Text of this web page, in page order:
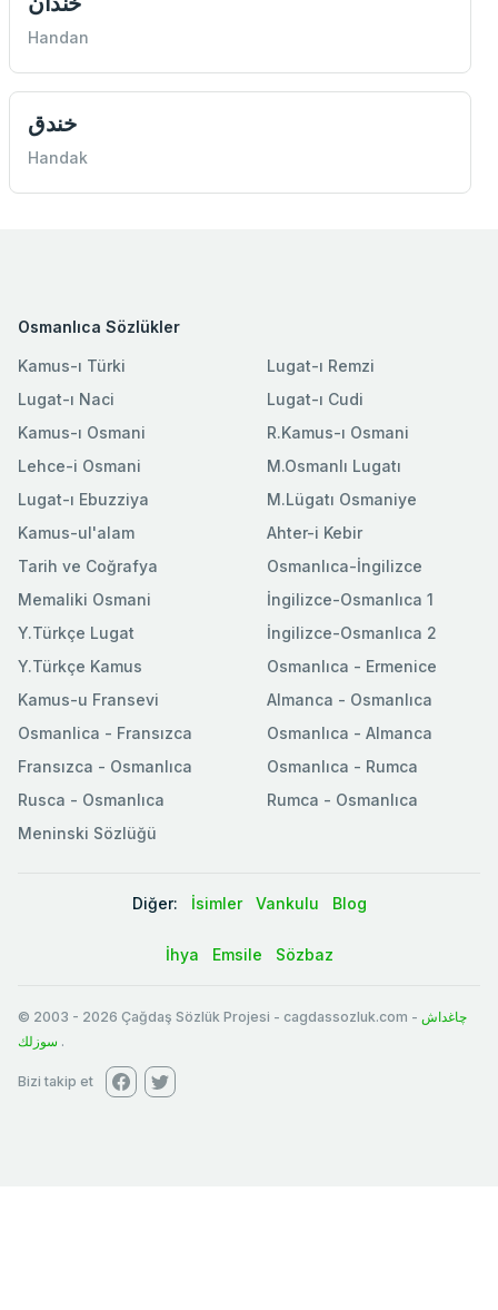
Handan
خندق
Handak
Osmanlıca Sözlükler
Kamus-ı Türki
Lugat-ı Naci
Kamus-ı Osmani
Lehce-i Osmani
Lugat-ı Ebuzziya
Lugat-ı Remzi
Lugat-ı Cudi
R.Kamus-ı Osmani
M.Osmanlı Lugatı
M.Lügatı Osmaniye
Kamus-ul'alam
Tarih ve Coğrafya
Memaliki Osmani
Y.Türkçe Lugat
Y.Türkçe Kamus
Ahter-i Kebir
Osmanlıca-İngilizce
İngilizce-Osmanlıca 1
İngilizce-Osmanlıca 2
Osmanlıca - Ermenice
Kamus-u Fransevi
Osmanlica - Fransızca
Fransızca - Osmanlıca
Rusca - Osmanlıca
Meninski Sözlüğü
Almanca - Osmanlıca
Osmanlıca - Almanca
Osmanlıca - Rumca
Rumca - Osmanlıca
Diğer: İsimler Vankulu Blog
İhya Emsile Sözbaz
© 2003 - 2026 Çağdaş Sözlük Projesi - cagdassozluk.com - چاغداش
سوزلك .
Bizi takip et